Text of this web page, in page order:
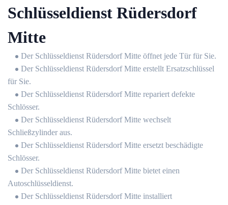
Schlüsseldienst Rüdersdorf
Mitte
Der Schlüsseldienst Rüdersdorf Mitte öffnet jede Tür für Sie.
Der Schlüsseldienst Rüdersdorf Mitte erstellt Ersatzschlüssel
für Sie.
Der Schlüsseldienst Rüdersdorf Mitte repariert defekte
Schlösser.
Der Schlüsseldienst Rüdersdorf Mitte wechselt
Schließzylinder aus.
Der Schlüsseldienst Rüdersdorf Mitte ersetzt beschädigte
Schlösser.
Der Schlüsseldienst Rüdersdorf Mitte bietet einen
Autoschlüsseldienst.
Der Schlüsseldienst Rüdersdorf Mitte installiert